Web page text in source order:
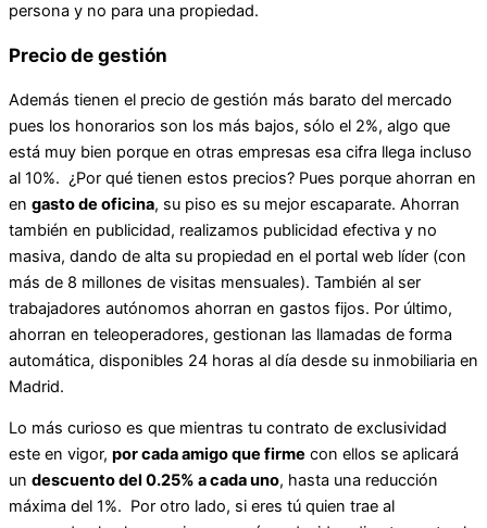
persona y no para una propiedad.
Precio de gestión
Además tienen el precio de gestión más barato del mercado
pues los honorarios son los más bajos, sólo el 2%, algo que
está muy bien porque en otras empresas esa cifra llega incluso
al 10%. ¿Por qué tienen estos precios? Pues porque ahorran en
en gasto de oficina, su piso es su mejor escaparate. Ahorran
también en publicidad, realizamos publicidad efectiva y no
masiva, dando de alta su propiedad en el portal web líder (con
más de 8 millones de visitas mensuales). También al ser
trabajadores autónomos ahorran en gastos fijos. Por último,
ahorran en teleoperadores, gestionan las llamadas de forma
automática, disponibles 24 horas al día desde su inmobiliaria en
Madrid.
Lo más curioso es que mientras tu contrato de exclusividad
este en vigor, por cada amigo que firme con ellos se aplicará
un descuento del 0.25% a cada uno, hasta una reducción
máxima del 1%. Por otro lado, si eres tú quien trae al